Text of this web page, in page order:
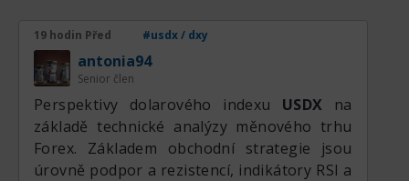
reálné vydat se severním směrem, takže
opatrně, kdyby něco. Všem dobro.
19 hodin Před #usdx / dxy
antonia94
Senior člen
Perspektivy dolarového indexu USDX na
základě technické analýzy měnového trhu
Forex. Základem obchodní strategie jsou
úrovně podpor a rezistencí, indikátory RSI a